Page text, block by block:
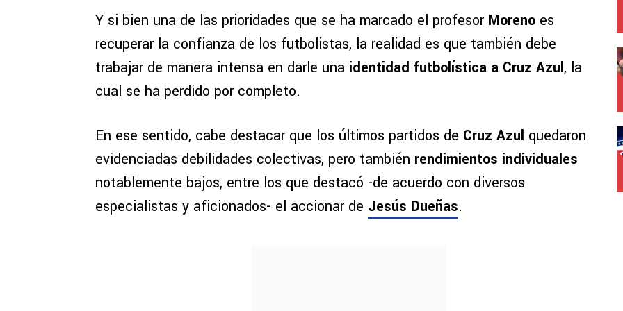
Y si bien una de las prioridades que se ha marcado el profesor Moreno es
recuperar la confianza de los futbolistas, la realidad es que también debe
trabajar de manera intensa en darle una identidad futbolística a Cruz Azul, la
cual se ha perdido por completo.
En ese sentido, cabe destacar que los últimos partidos de Cruz Azul quedaron
evidenciadas debilidades colectivas, pero también rendimientos individuales
notablemente bajos, entre los que destacó -de acuerdo con diversos
especialistas y aficionados- el accionar de Jesús Dueñas.